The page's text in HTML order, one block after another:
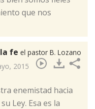
que nos
fe el pastor B. Lozano
2015
enemistad hacia
Ley. Esa es la